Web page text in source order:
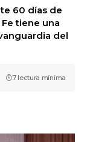
60 días de
tiene una
del
7 lectura mínima